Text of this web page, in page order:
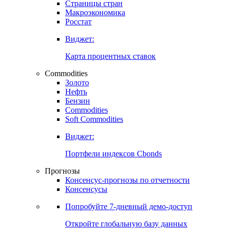
Возможность создания своего индекса
Страницы стран
Росстат
Виджет:
Карта процентных ставок
Commodities
Золото
Бензин
Soft Commodities
Виджет:
Портфели индексов Cbonds
Прогнозы
Консенсусы